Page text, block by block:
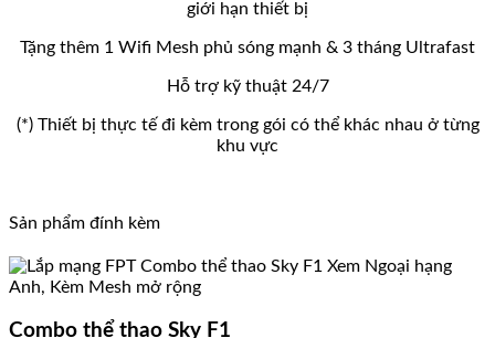
giới hạn thiết bị
Tặng thêm 1 Wifi Mesh phủ sóng mạnh & 3 tháng Ultrafast
Hỗ trợ kỹ thuật 24/7
(*) Thiết bị thực tế đi kèm trong gói có thể khác nhau ở từng
khu vực
Sản phẩm đính kèm
Combo thể thao Sky F1